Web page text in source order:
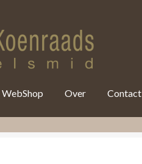
WebShop Over Contact